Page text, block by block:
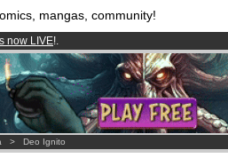
mangas, community!
now LIVE!.
and 1208comics & mangas!.
from3.95 euros per month !Get membership
> Deo Ignito